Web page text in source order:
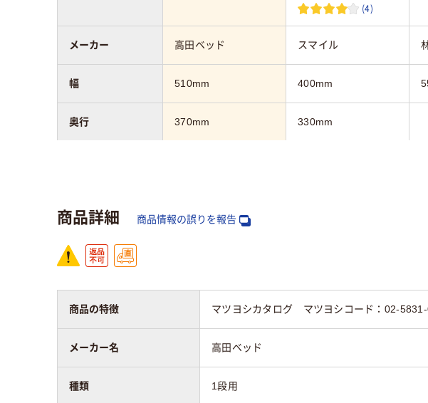
(4)
高田ベッド スマイル
510mm 400mm
370mm 330mm
ホワイト系 ブラウン系
メーカー
幅
奥行
機能
カラーグループ
商品詳細 商品情報の誤りを報告
商品の特徴 マツヨシカタログ マツヨシコード：02-
メーカー名 高田ベッド
種類 1段用